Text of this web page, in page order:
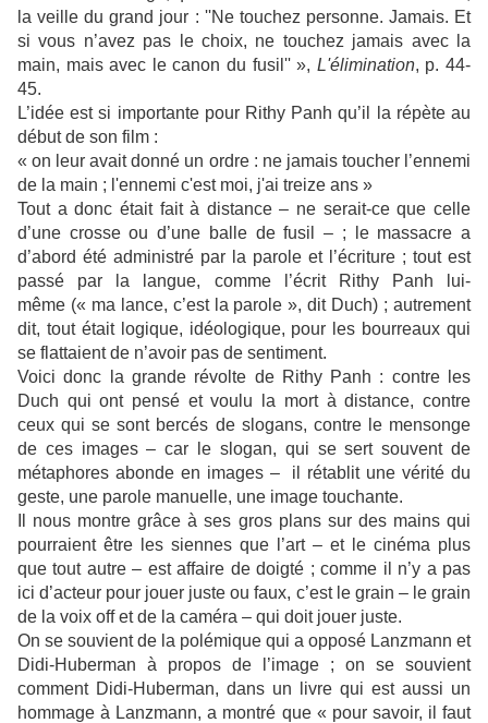
la veille du grand jour : ''Ne touchez personne. Jamais. Et
si vous n’avez pas le choix, ne touchez jamais avec la
main, mais avec le canon du fusil'' », L'élimination, p. 44-
45.
L’idée est si importante pour Rithy Panh qu’il la répète au
début de son film :
« on leur avait donné un ordre : ne jamais toucher l’ennemi
de la main ; l'ennemi c'est moi, j'ai treize ans »
Tout a donc était fait à distance – ne serait-ce que celle
d’une crosse ou d’une balle de fusil – ; le massacre a
d’abord été administré par la parole et l’écriture ; tout est
passé par la langue, comme l’écrit Rithy Panh lui-
même (« ma lance, c’est la parole », dit Duch) ; autrement
dit, tout était logique, idéologique, pour les bourreaux qui
se flattaient de n’avoir pas de sentiment.
Voici donc la grande révolte de Rithy Panh : contre les
Duch qui ont pensé et voulu la mort à distance, contre
ceux qui se sont bercés de slogans, contre le mensonge
de ces images – car le slogan, qui se sert souvent de
métaphores abonde en images – il rétablit une vérité du
geste, une parole manuelle, une image touchante.
Il nous montre grâce à ses gros plans sur des mains qui
pourraient être les siennes que l’art – et le cinéma plus
que tout autre – est affaire de doigté ; comme il n’y a pas
ici d’acteur pour jouer juste ou faux, c’est le grain – le grain
de la voix off et de la caméra – qui doit jouer juste.
On se souvient de la polémique qui a opposé Lanzmann et
Didi-Huberman à propos de l’image ; on se souvient
comment Didi-Huberman, dans un livre qui est aussi un
hommage à Lanzmann, a montré que « pour savoir, il faut